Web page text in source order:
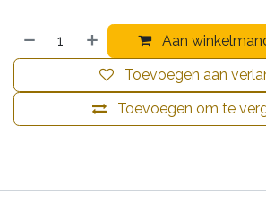
Aan
Toevoegen om te
Toevoegen aan